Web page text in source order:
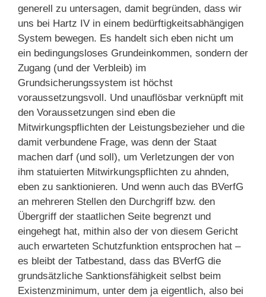
generell zu untersagen, damit begründen, dass wir
uns bei Hartz IV in einem bedürftigkeitsabhängigen
System bewegen. Es handelt sich eben nicht um
ein bedingungsloses Grundeinkommen, sondern der
Zugang (und der Verbleib) im
Grundsicherungssystem ist höchst
voraussetzungsvoll. Und unauflösbar verknüpft mit
den Voraussetzungen sind eben die
Mitwirkungspflichten der Leistungsbezieher und die
damit verbundene Frage, was denn der Staat
machen darf (und soll), um Verletzungen der von
ihm statuierten Mitwirkungspflichten zu ahnden,
eben zu sanktionieren. Und wenn auch das BVerfG
an mehreren Stellen den Durchgriff bzw. den
Übergriff der staatlichen Seite begrenzt und
eingehegt hat, mithin also der von diesem Gericht
auch erwarteten Schutzfunktion entsprochen hat –
es bleibt der Tatbestand, dass das BVerfG die
grundsätzliche Sanktionsfähigkeit selbst beim
Existenzminimum, unter dem ja eigentlich, also bei